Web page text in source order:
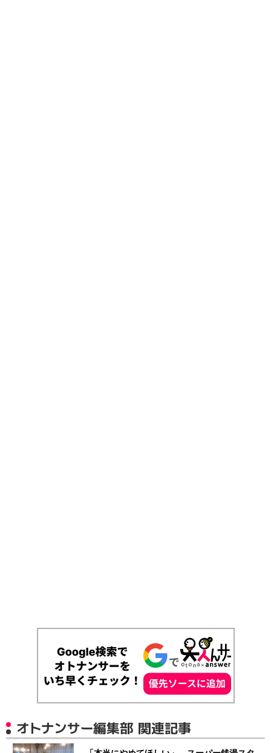
オトナンサー編集部 関連記事